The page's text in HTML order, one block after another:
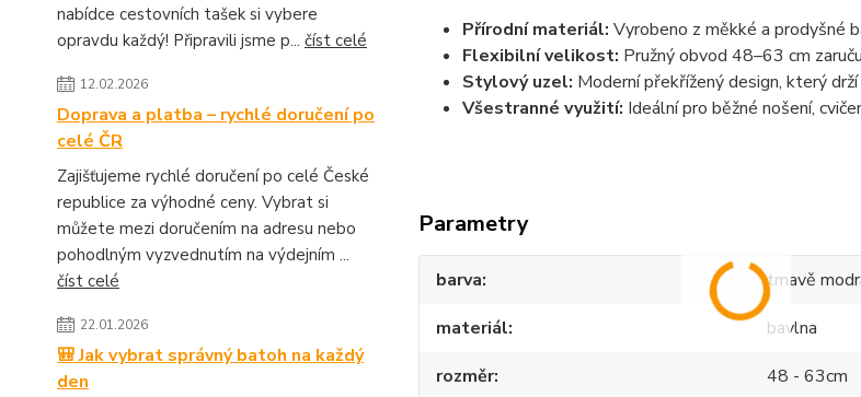
nabídce cestovních tašek si vybere
opravdu každý! Připravili jsme p... číst celé
12.02.2026
Doprava a platba – rychlé doručení po
celé ČR
Zajišťujeme rychlé doručení po celé České
republice za výhodné ceny. Vybrat si
můžete mezi doručením na adresu nebo
pohodlným vyzvednutím na výdejním ...
číst celé
22.01.2026
🎒 Jak vybrat správný batoh na každý
den
Přírodní materiál: Vyrobeno z měkké a prodyšné
Flexibilní velikost: Pružný obvod 48–63 cm
Stylový uzel: Moderní překřížený design, který
Všestranné využití: Ideální pro běžné nošení,
Parametry
barva
tmavě
materiál
bavlna
rozměr
48 - 63cm